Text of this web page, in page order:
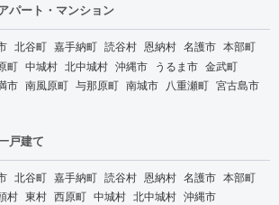
パート・マンション
北谷町 嘉手納町 読谷村 恩納村 名護市 本部町
町 中城村 北中城村 沖縄市 うるま市 金武町
市 南風原町 与那原町 南城市 八重瀬町 宮古島市
戸建て
北谷町 嘉手納町 読谷村 恩納村 名護市 本部町
村 東村 西原町 中城村 北中城村 沖縄市